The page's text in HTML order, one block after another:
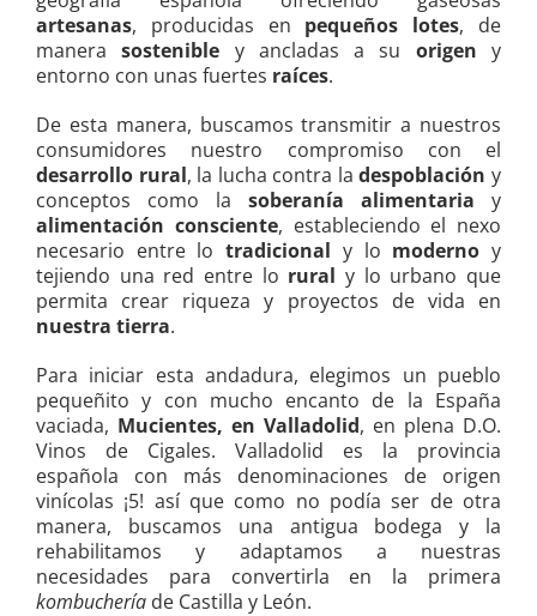
artesanas, producidas en pequeños lotes, de
manerasostenible y ancladas a su origen y
entorno con unas fuertes raíces.
De esta manera, buscamos transmitir a nuestros
consumidores nuestro compromiso con el
desarrollo rural, la lucha contra ladespoblación y
conceptos como lasoberanía alimentaria y
alimentación consciente, estableciendo el nexo
necesario entre lo tradicional y lo moderno y
tejiendo una red entre lo rural y lo urbano que
permita crear riqueza y proyectos de vida en
nuestra tierra.
Para iniciar esta andadura, elegimos un pueblo
pequeñito y con mucho encanto de la España
vaciada, Mucientes, en Valladolid, en plena D.O.
Vinos de Cigales. Valladolid es la provincia
española con más denominaciones de origen
vinícolas ¡5! así que como no podía ser de otra
manera, buscamos una antigua bodega y la
rehabilitamos y adaptamos a nuestras
necesidades para convertirla en la primera
kombucheríade Castilla y León.